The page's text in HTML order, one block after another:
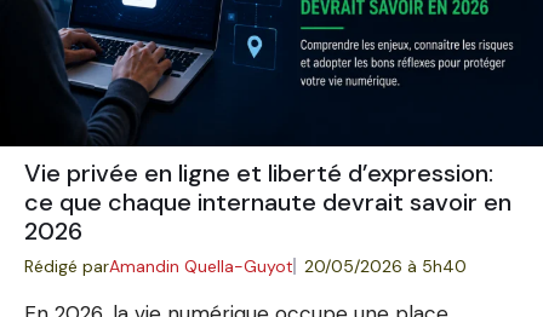
Vie privée en ligne et liberté d’expression:
ce que chaque internaute devrait savoir en
2026
Rédigé parAmandin Quella-Guyot 20/05/2026 à 5h40